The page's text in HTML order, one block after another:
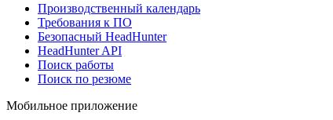
Производственный календарь
Требования к ПО
Безопасный HeadHunter
HeadHunter API
Поиск работы
Поиск по резюме
Мобильное приложение